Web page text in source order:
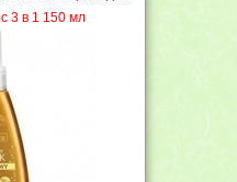
3 в 1 150 мл